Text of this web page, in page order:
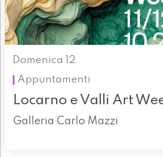
Domenica 12
Appuntamenti
Locarno e Valli Art
Galleria Carlo Mazzi